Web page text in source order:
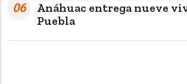
06
Anáhuac entrega nueve
Puebla